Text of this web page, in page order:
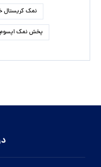
نمک کریستال
پخش نمک اپسوم